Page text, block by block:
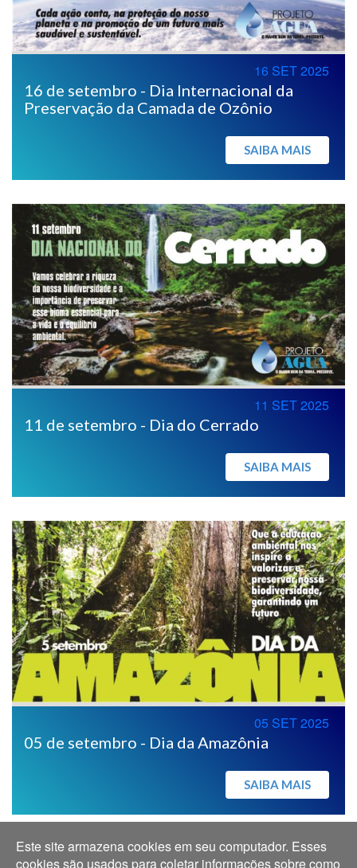
16 de setembro - Dia Internacional da
Preservação da Camada de Ozônio
16 SET 2025
SAIBA MAIS
11 de setembro - Dia do Cerrado
11 SET 2025
SAIBA MAIS
05 de setembro - Dia da Amazônia
05 SET 2025
SAIBA MAIS
Este site armazena cookies em seu computador. Esses
cookies são usados para coletar informações sobre como